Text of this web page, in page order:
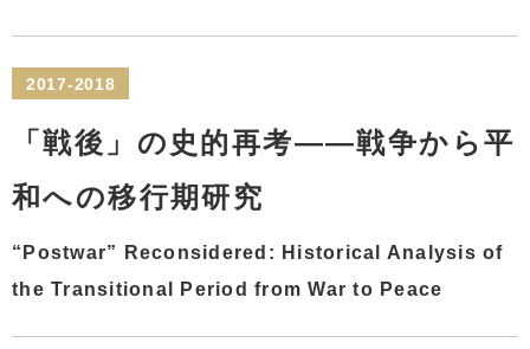
2017-2018
「戦後」の史的再考――戦争から平
和への移行期研究
“Postwar” Reconsidered: Historical Analysis of
the Transitional Period from War to Peace